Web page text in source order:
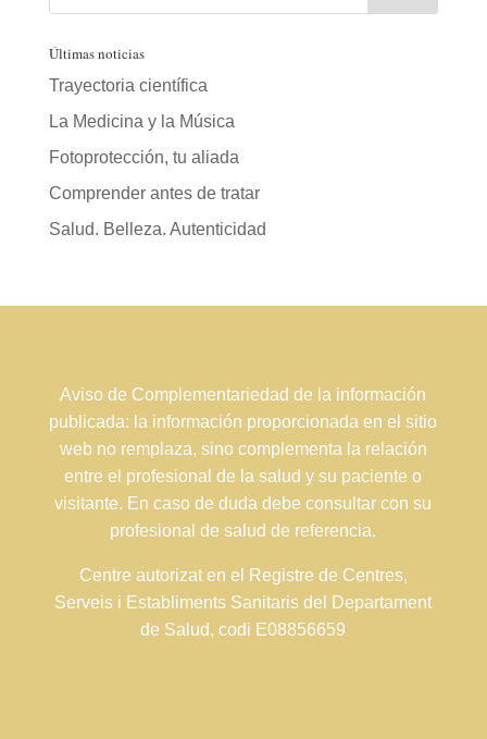
Últimas noticias
Trayectoria científica
La Medicina y la Música
Fotoprotección, tu aliada
Comprender antes de tratar
Salud. Belleza. Autenticidad
Aviso de Complementariedad de la información
publicada: la información proporcionada en el sitio
web no remplaza, sino complementa la relación
entre el profesional de la salud y su paciente o
visitante. En caso de duda debe consultar con su
profesional de salud de referencia.
Centre autorizat en el Registre de Centres,
Serveis i Establiments Sanitaris del Departament
de Salud, codi E08856659